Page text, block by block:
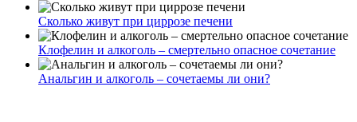
Сколько живут при циррозе печени
Клофелин и алкоголь – смертельно опасное сочетание
Анальгин и алкоголь – сочетаемы ли они?